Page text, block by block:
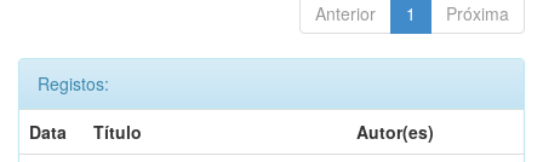
Anterior 1 Próxima
Registos:
Data
Título
Autor(es)